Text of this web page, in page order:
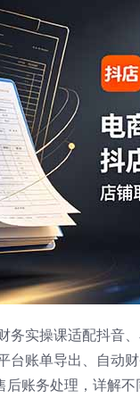
务实操课适配抖音
台账单导出、自动
账务处理，详解